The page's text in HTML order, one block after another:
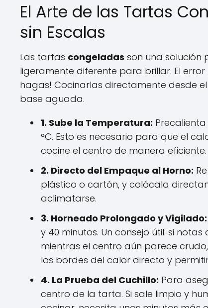
El Arte de las Tartas
sin Escalas
Las tartas congeladas son una solución
ligeramente diferente para brillar. El
hagas! Cocinarlas directamente desde
base aguada.
1. Sube la Temperatura:
°C. Esto es necesario para que el
cocine el centro de manera eficiente.
2. Directo del Empaque al Horno:
plástico o cartón, y colócala
aclimatarse.
3. Horneado Prolongado y Vigilado:
y 40 minutos. Un consejo útil: si
mientras el centro aún parece
los bordes del calor directo y
4. La Prueba del Cuchillo: Para
centro de la tarta. Si sale limpio y